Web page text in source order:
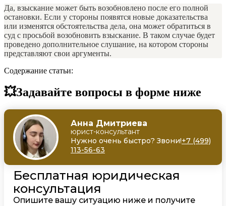
Да, взыскание может быть возобновлено после его полной
остановки. Если у стороны появятся новые доказательства
или изменятся обстоятельства дела, она может обратиться в
суд с просьбой возобновить взыскание. В таком случае будет
проведено дополнительное слушание, на котором стороны
представляют свои аргументы.
Содержание статьи:
💥Задавайте вопросы в форме ниже